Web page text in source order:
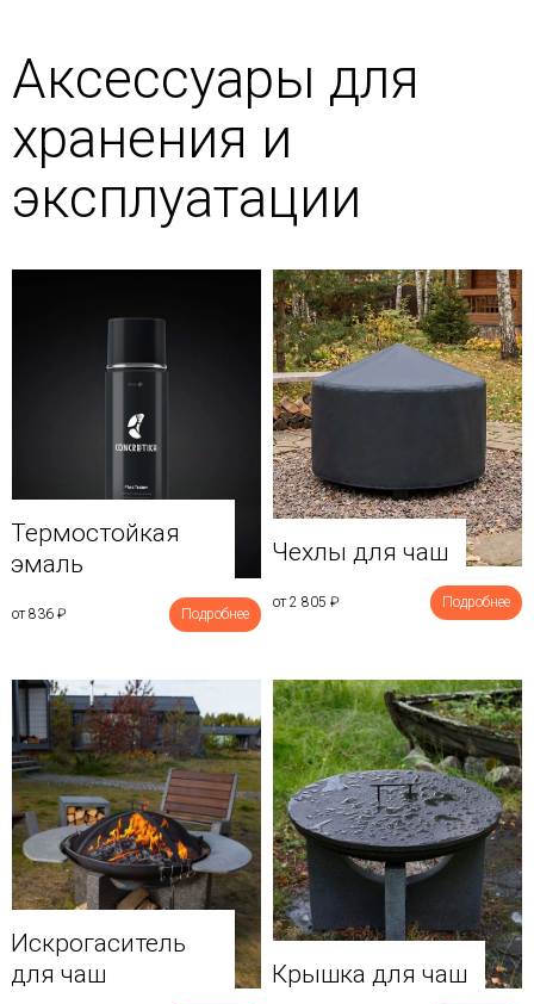
Аксессуары для
хранения и
эксплуатации
Термостойкая
эмаль
от 836 ₽ Подробнее
Чехлы для чаш
от 2 805 ₽ Подробнее
Искрогаситель
для чаш
Крышка для чаш